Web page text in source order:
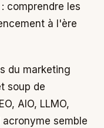
: comprendre les
à l'ère
du marketing
soup de
AIO, LLMO,
semble